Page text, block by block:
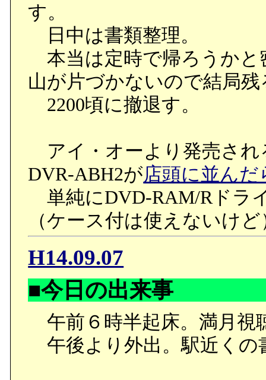
す。
日中は書類整理。
本当は定時で帰ろうかと
山が片づかないので結局残
2200頃に撤退す。
アイ・オーより発売され
DVR-ABH2が店頭に並んだ
単純にDVD-RAM/Rドラ
（ケース付は使えないけ
H14.09.07
■今日の出来事
午前６時半起床。満月視
午後より外出。駅近くの